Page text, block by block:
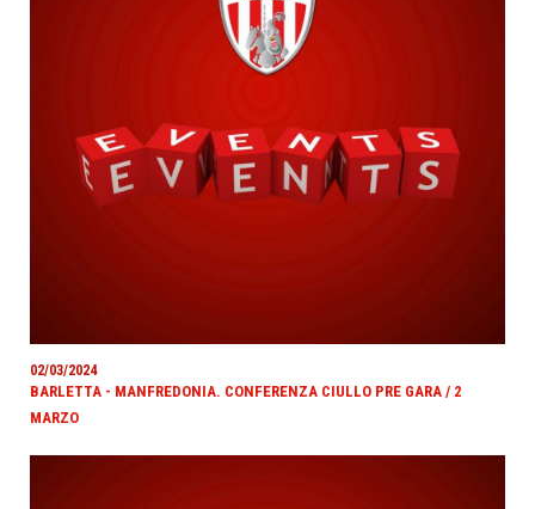
02/03/2024
BARLETTA - MANFREDONIA. CONFERENZA CIULLO PRE GARA / 2
MARZO